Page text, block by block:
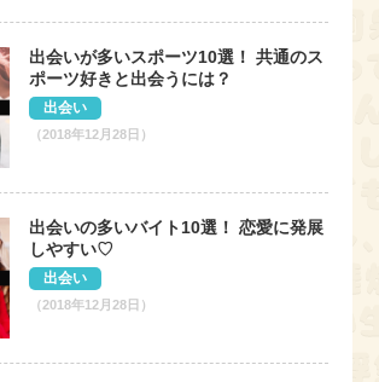
出会いが多いスポーツ10選！ 共通のス
ポーツ好きと出会うには？
出会い
（2018年12月28日）
出会いの多いバイト10選！ 恋愛に発展
しやすい♡
出会い
（2018年12月28日）